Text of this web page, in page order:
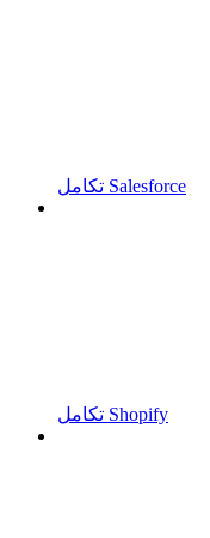
تكامل Salesforce
تكامل Shopify